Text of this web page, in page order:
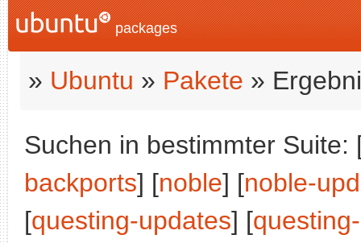
packages
» Ubuntu » Pakete »
Suchen in bestimmter Suite:
backports] [noble] [noble-
[questing-updates] [